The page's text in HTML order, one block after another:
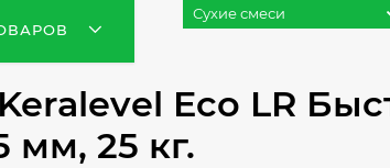
Сухие смеси
Eco LR
мм, 25 кг.